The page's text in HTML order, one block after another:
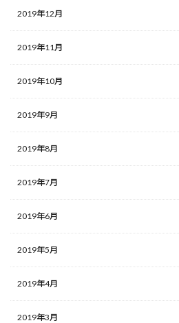
2019年12月
2019年11月
2019年10月
2019年9月
2019年8月
2019年7月
2019年6月
2019年5月
2019年4月
2019年3月